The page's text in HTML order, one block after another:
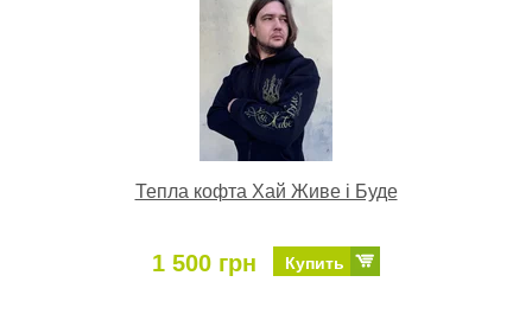
Тепла кофта Хай Живе і Буде
1 500 грн Купить